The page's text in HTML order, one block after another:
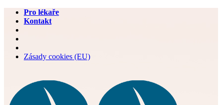
Pro lékaře
Kontakt
Zásady cookies (EU)